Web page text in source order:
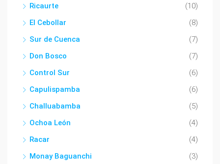
Ricaurte
(10)
El Cebollar
(8)
Sur de Cuenca
(7)
Don Bosco
(7)
Control Sur
(6)
Capulispamba
(6)
Challuabamba
(5)
Ochoa León
(4)
Racar
(4)
Monay Baguanchi
(3)